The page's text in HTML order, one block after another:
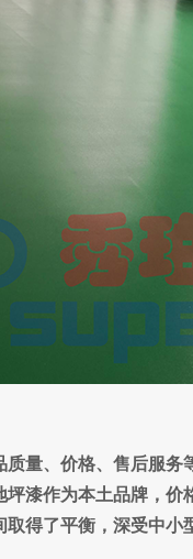
量、价格、售后服务
漆作为本土品牌，
得了平衡，深受中小